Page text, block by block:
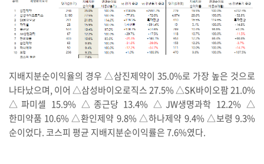
지배지분순이익율의 경우 △삼진제약이 35.0%로 가장 높은 것으로
나타났으며, 이어 △삼성바이오로직스 27.5% △SK바이오팜 21.0%
△파미셀 15.9% △종근당 13.4% △JW생명과학 12.2% △
한미약품 10.6% △환인제약 9.8% △하나제약 9.4% △보령 9.3%
순이었다. 코스피 평균 지배지분순이익률은 7.6%였다.